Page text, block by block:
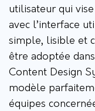
utilisateur qui
avec l’interface
simple, lisible et
être adoptée
Content Design
modèle
équipes